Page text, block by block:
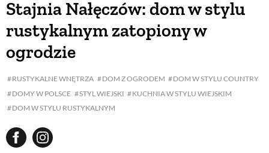
Stajnia Nałęczów: dom w stylu
rustykalnym zatopiony w
ogrodzie
RUSTYKALNE WNĘTRZA DOM Z OGRODEM
DOM W STYLU COUNTRY
DOMY W POLSCE
STYL WIEJSKI
KUCHNIA W STYLU WIEJSKIM
DOM W STYLU RUSTYKALNYM
BUDUJEMY DOM
OGRÓD
WARZYWA I OWOCE